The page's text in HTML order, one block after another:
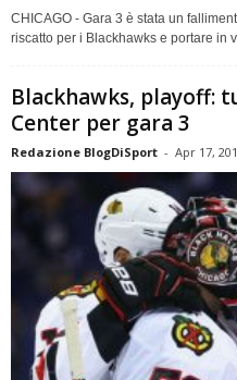
CHICAGO - Gara 3 è stata un
riscatto per i Blackhawks e portare in
Blackhawks,
Center per gara 3
Redazione BlogDiSport - Apr 17,